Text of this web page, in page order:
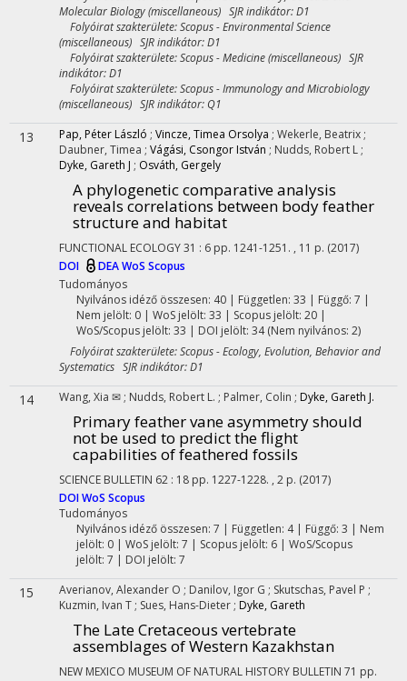
Molecular Biology (miscellaneous) SJR indikátor: D1
Folyóirat szakterülete: Scopus - Environmental Science
(miscellaneous) SJR indikátor: D1
Folyóirat szakterülete: Scopus - Medicine (miscellaneous) SJR
indikátor: D1
Folyóirat szakterülete: Scopus - Immunology and Microbiology
(miscellaneous) SJR indikátor: Q1
13 Pap, Péter László ; Vincze, Timea Orsolya ; Wekerle, Beatrix ;
Daubner, Timea ; Vágási, Csongor István ; Nudds, Robert L ;
Dyke, Gareth J ; Osváth, Gergely
A phylogenetic comparative analysis
reveals correlations between body feather
structure and habitat
FUNCTIONAL ECOLOGY31 : 6 pp. 1241-1251. , 11 p. (2017)
DOI
DEAWoS Scopus
Tudományos
Nyilvános idéző összesen: 40| Független: 33 | Függő: 7 |
Nem jelölt: 0 | WoS jelölt: 33 | Scopus jelölt: 20 |
WoS/Scopus jelölt: 33 | DOI jelölt: 34 (Nem nyilvános: 2)
Folyóirat szakterülete: Scopus - Ecology, Evolution, Behavior and
Systematics SJR indikátor: D1
14 Wang, Xia ✉ ; Nudds, Robert L. ; Palmer, Colin ; Dyke, Gareth J.
Primary feather vane asymmetry should
not be used to predict the flight
capabilities of feathered fossils
SCIENCE BULLETIN 62 : 18 pp. 1227-1228. , 2 p. (2017)
DOIWoS Scopus
Tudományos
Nyilvános idéző összesen: 7 | Független: 4 | Függő: 3 | Nem
jelölt: 0 | WoS jelölt: 7 | Scopus jelölt: 6 | WoS/Scopus
jelölt: 7 | DOI jelölt: 7
15 Averianov, Alexander O ; Danilov, Igor G ; Skutschas, Pavel P ;
Kuzmin, Ivan T ; Sues, Hans-Dieter ; Dyke, Gareth
The Late Cretaceous vertebrate
assemblages of Western Kazakhstan
NEW MEXICO MUSEUM OF NATURAL HISTORY BULLETIN 71 pp.